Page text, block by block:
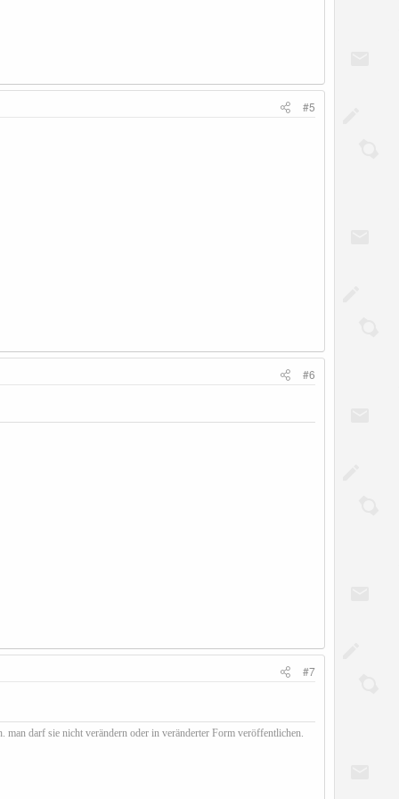
#5
#6
#7
darf sie nicht verändern oder in veränderter Form veröffentlichen.